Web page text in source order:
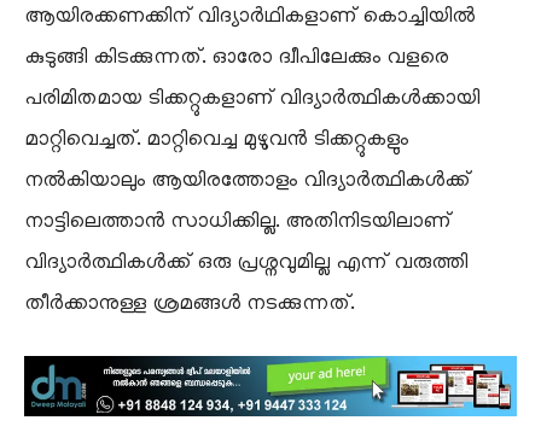
ആയിരക്കണക്കിന് വിദ്യാർഥികളാണ് കൊച്ചിയിൽ
കുടുങ്ങി കിടക്കുന്നത്. ഓരോ ദ്വീപിലേക്കും വളരെ
പരിമിതമായ ടിക്കറ്റുകളാണ് വിദ്യാർത്ഥികൾക്കായി
മാറ്റിവെച്ചത്. മാറ്റിവെച്ച മുഴുവൻ ടിക്കറ്റുകളും
നൽകിയാലും ആയിരത്തോളം വിദ്യാർത്ഥികൾക്ക്
നാട്ടിലെത്താൻ സാധിക്കില്ല. അതിനിടയിലാണ്
വിദ്യാർത്ഥികൾക്ക് ഒരു പ്രശ്നവുമില്ല എന്ന് വരുത്തി
തീർക്കാനുള്ള ശ്രമങ്ങൾ നടക്കുന്നത്.